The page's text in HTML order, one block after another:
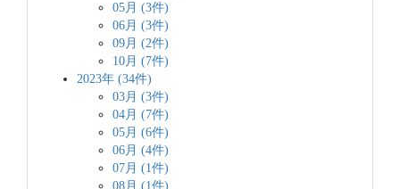
05月 (3件)
06月 (3件)
09月 (2件)
10月 (7件)
2023年 (34件)
03月 (3件)
04月 (7件)
05月 (6件)
06月 (4件)
07月 (1件)
08月 (1件)